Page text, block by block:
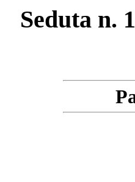
Seduta n.